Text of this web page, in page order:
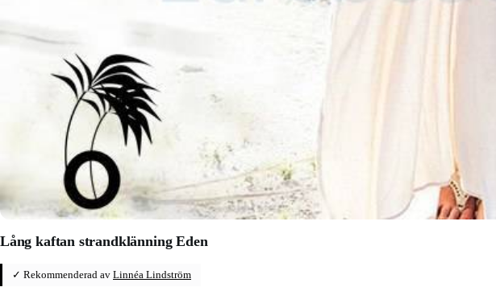
Lång kaftan strandklänning Eden
✓ Rekommenderad av Linnéa Lindström